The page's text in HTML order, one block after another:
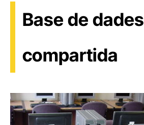
Base de dades
compartida